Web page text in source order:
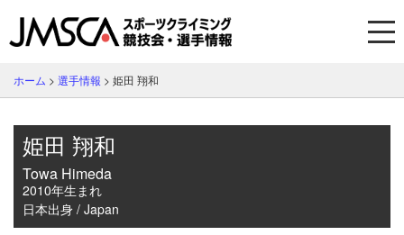
ホーム > 選手情報 > 姫田 翔和
姫田 翔和
Towa Himeda
2010年生まれ
日本出身 / Japan